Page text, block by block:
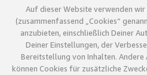
Auf dieser Website verwenden
(zusammenfassend „Cookies“
anzubieten, einschließlich Deiner
Deiner Einstellungen, der
Bereitstellung von Inhalten.
können Cookies für zusätzliche